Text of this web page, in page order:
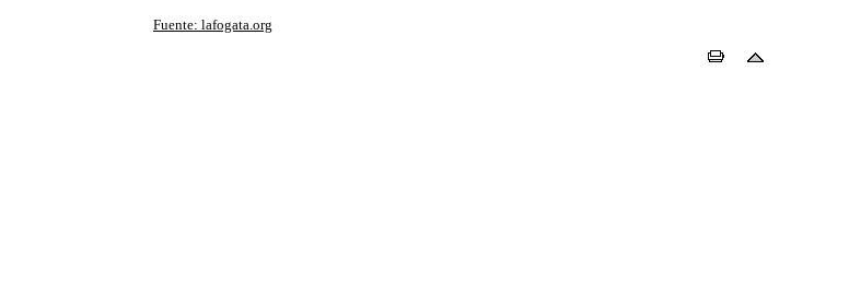
Fuente: lafogata.org